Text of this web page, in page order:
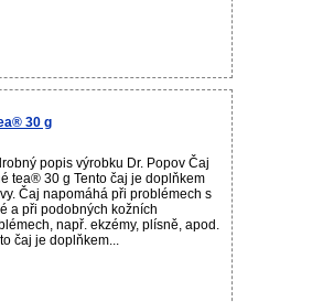
30 g
popis výrobku Dr. Popov Čaj
tea® 30 g Tento čaj je doplňkem
Čaj napomáhá při problémech s
a při podobných kožních
např. ekzémy, plísně, apod.
čaj je doplňkem...